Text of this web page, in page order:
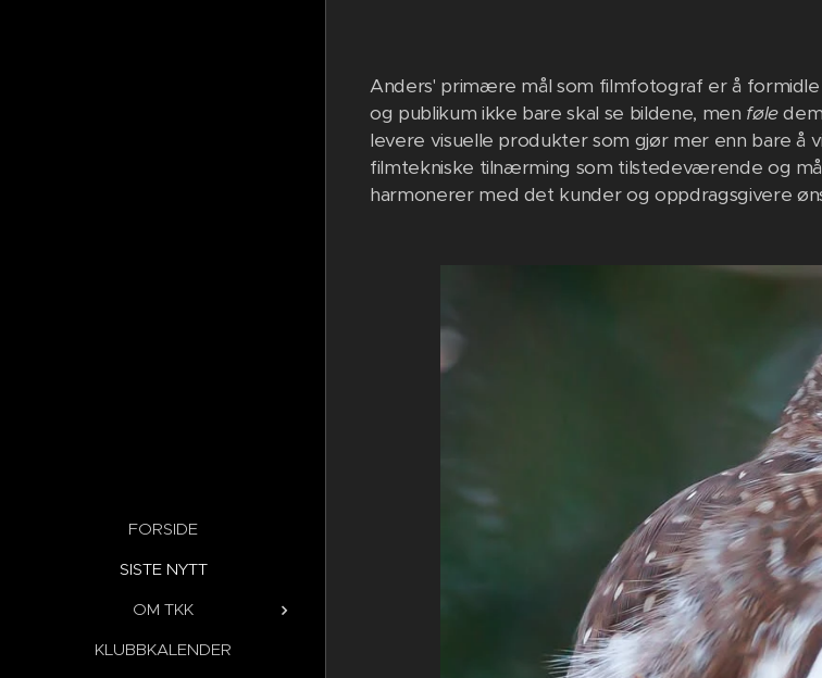
FORSIDE
SISTE NYTT
OM TKK
KLUBBKALENDER
Anders' primære mål som filmfotograf er å
og publikum ikke bare skal se bildene, men føle
levere visuelle produkter som gjør mer enn bare å
filmtekniske tilnærming som tilstedeværende og
harmonerer med det kunder og oppdragsgivere